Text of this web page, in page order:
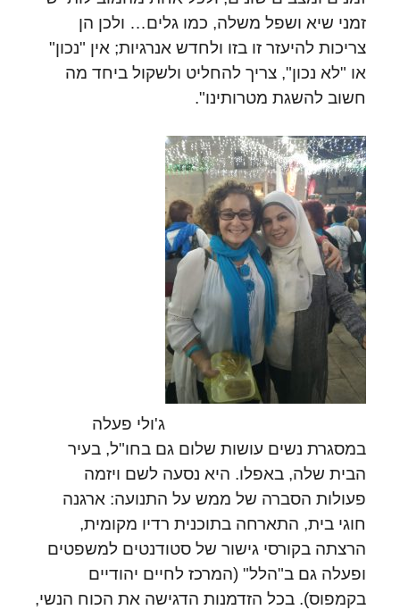
זמני שיא ושפל משלה, כמו גלים… ולכן הן
צריכות להיעזר זו בזו ולחדש אנרגיות; אין "נכון"
או "לא נכון", צריך להחליט ולשקול ביחד מה
חשוב להשגת מטרותינו".
ג'ולי פעלה
במסגרת נשים עושות שלום גם בחו"ל, בעיר
הבית שלה, באפלו. היא נסעה לשם ויזמה
פעולות הסברה של ממש על התנועה: ארגנה
חוגי בית, התארחה בתוכנית רדיו מקומית,
הרצתה בקורסי גישור של סטודנטים למשפטים
ופעלה גם ב"הלל" (המרכז לחיים יהודיים
בקמפוס). בכל הזדמנות הדגישה את הכוח הנשי,